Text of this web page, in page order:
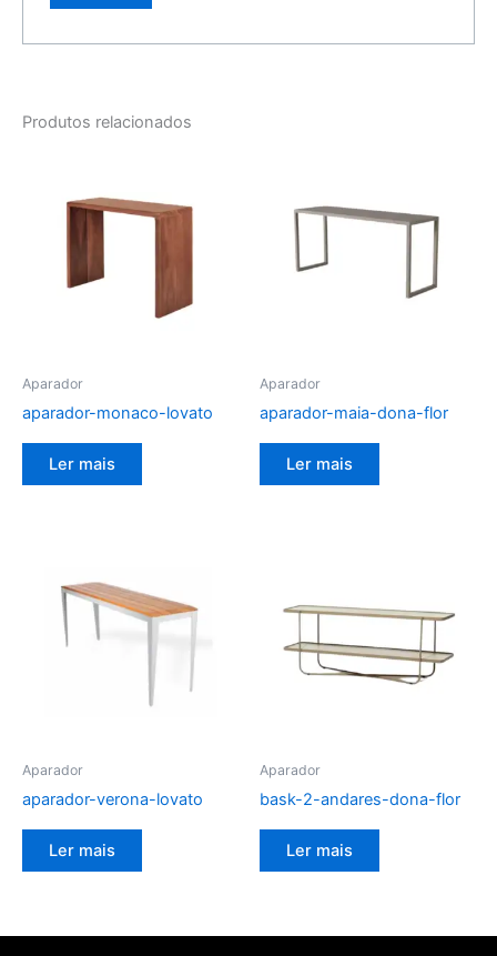
Produtos relacionados
Aparador
aparador-monaco-lovato
Ler mais
Aparador
aparador-maia-dona-flor
Ler mais
Aparador
aparador-verona-lovato
Ler mais
Aparador
bask-2-andares-dona-flor
Ler mais